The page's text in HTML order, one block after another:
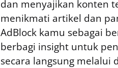
dan menyajikan konten
menikmati artikel dan
AdBlock kamu sebagai
berbagi insight untuk
secara langsung melalui